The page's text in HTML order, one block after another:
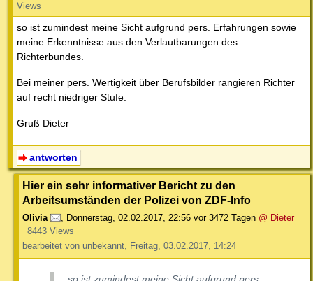
Views
so ist zumindest meine Sicht aufgrund pers. Erfahrungen sowie
meine Erkenntnisse aus den Verlautbarungen des
Richterbundes.
Bei meiner pers. Wertigkeit über Berufsbilder rangieren Richter
auf recht niedriger Stufe.
Gruß Dieter
antworten
Hier ein sehr informativer Bericht zu den
Arbeitsumständen der Polizei von ZDF-Info
Olivia , Donnerstag, 02.02.2017, 22:56 vor 3472 Tagen @ Dieter
8443 Views
bearbeitet von unbekannt, Freitag, 03.02.2017, 14:24